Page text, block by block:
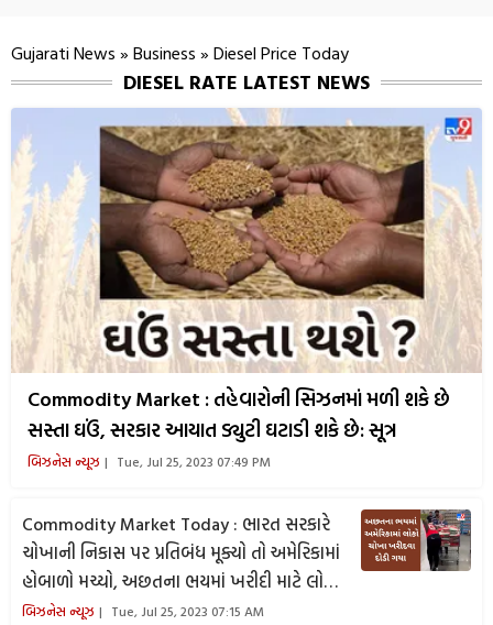
Gujarati News » Business » Diesel Price Today
DIESEL RATE LATEST NEWS
Commodity Market : તહેવારોની સિઝનમાં મળી શકે છે
સસ્તા ઘઉં, સરકાર આયાત ડ્યુટી ઘટાડી શકે છે: સૂત્ર
બિઝનેસ ન્યૂઝ Tue, Jul 25, 2023 07:49 PM
Commodity Market Today : ભારત સરકારે
ચોખાની નિકાસ પર પ્રતિબંધ મૂક્યો તો અમેરિકામાં
હોબાળો મચ્યો, અછતના ભયમાં ખરીદી માટે લોકો
માર્કેટ દોડી ગયા
બિઝનેસ ન્યૂઝ Tue, Jul 25, 2023 07:15 AM